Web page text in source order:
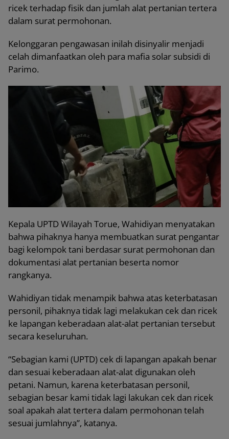
ricek terhadap fisik dan jumlah alat pertanian tertera
dalam surat permohonan.
Kelonggaran pengawasan inilah disinyalir menjadi
celah dimanfaatkan oleh para mafia solar subsidi di
Parimo.
Kepala UPTD Wilayah Torue, Wahidiyan menyatakan
bahwa pihaknya hanya membuatkan surat pengantar
bagi kelompok tani berdasar surat permohonan dan
dokumentasi alat pertanian beserta nomor
rangkanya.
Wahidiyan tidak menampik bahwa atas keterbatasan
personil, pihaknya tidak lagi melakukan cek dan ricek
ke lapangan keberadaan alat-alat pertanian tersebut
secara keseluruhan.
“Sebagian kami (UPTD) cek di lapangan apakah benar
dan sesuai keberadaan alat-alat digunakan oleh
petani. Namun, karena keterbatasan personil,
sebagian besar kami tidak lagi lakukan cek dan ricek
soal apakah alat tertera dalam permohonan telah
sesuai jumlahnya”, katanya.